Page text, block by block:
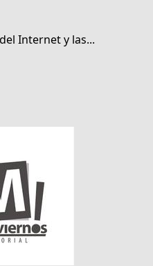
Internet y las...